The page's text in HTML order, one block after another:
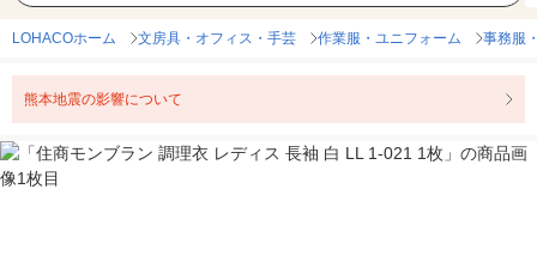
LOHACOホーム 文房具・オフィス・手芸 作業服・ユニフォーム 事務服
熊本地震の影響について